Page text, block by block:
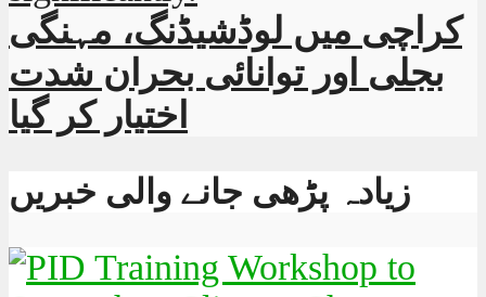
کراچی میں لوڈشیڈنگ، مہنگی
بجلی اور توانائی بحران شدت
اختیار کر گیا
زیادہ پڑھی جانے والی خبریں